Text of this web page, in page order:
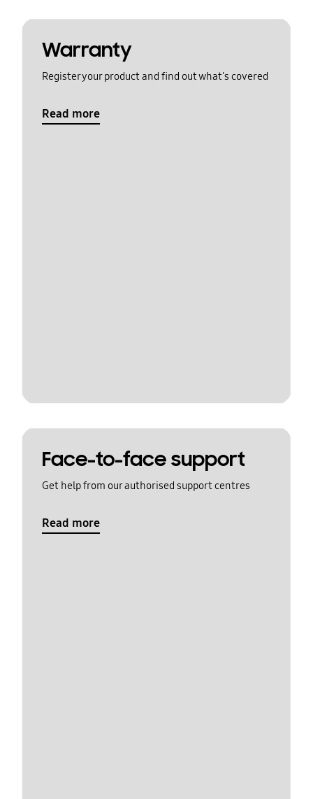
Warranty
Register your product and find out what's covered
Read more
Face-to-face support
Get help from our authorised support centres
Read more